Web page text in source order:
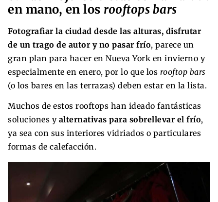
en mano, en los rooftops bars
Fotografiar la ciudad desde las alturas, disfrutar
de un trago de autor y no pasar frío, parece un
gran plan para hacer en Nueva York en invierno y
especialmente en enero, por lo que los rooftop bars
(o los bares en las terrazas) deben estar en la lista.
Muchos de estos rooftops han ideado fantásticas
soluciones y alternativas para sobrellevar el frío,
ya sea con sus interiores vidriados o particulares
formas de calefacción.